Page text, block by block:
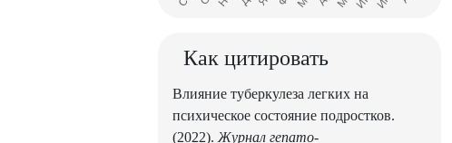
Как цитировать
Влияние туберкулеза легких на
психическое состояние подростков.
(2022). Журнал гепато-